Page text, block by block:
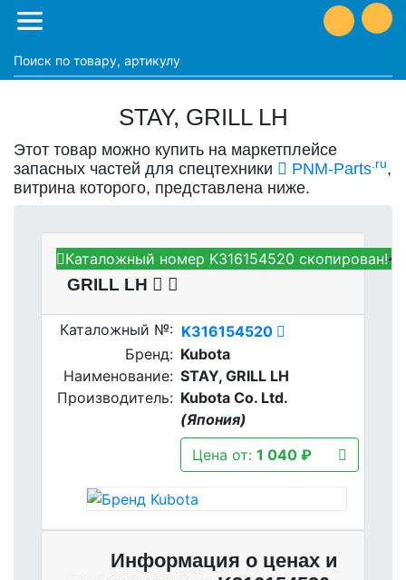
STAY, GRILL LH
Этот товар можно купить на маркетплейсе
запасных частей для спецтехники
PNM-Parts.ru,
витрина которого, представлена ниже.
Kubota K316154520 - STAY,
GRILL LH
Каталожный №: K316154520
Бренд: Kubota
Наименование: STAY, GRILL LH
Производитель: Kubota Co. Ltd.
(Япония)
Цена от: 1 040 ₽
Каталожный номер K316154520 скопирован!
Информация о ценах и